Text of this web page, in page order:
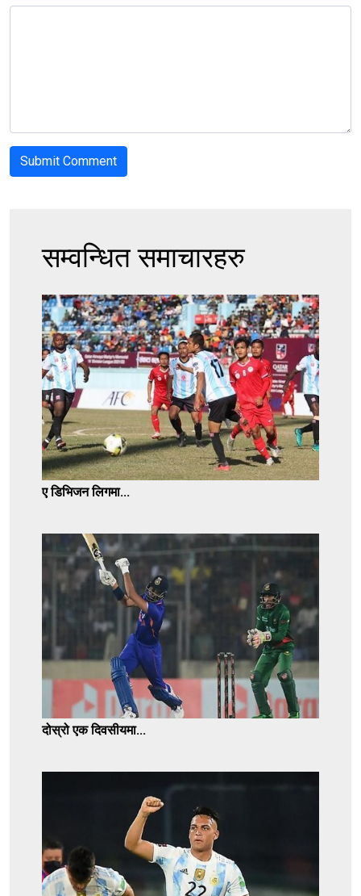
सम्वन्धित समाचारहरु
ए डिभिजन लिगमा...
दोस्रो एक दिवसीयमा...